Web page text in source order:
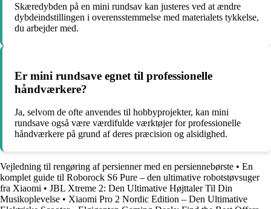
Skæredybden på en mini rundsav kan justeres ved at ændre
dybdeindstillingen i overensstemmelse med materialets tykkelse,
du arbejder med.
Er mini rundsave egnet til professionelle
håndværkere?
Ja, selvom de ofte anvendes til hobbyprojekter, kan mini
rundsave også være værdifulde værktøjer for professionelle
håndværkere på grund af deres præcision og alsidighed.
Vejledning til rengøring af persienner med en persiennebørste • En
komplet guide til Roborock S6 Pure – den ultimative robotstøvsuger
fra Xiaomi • JBL Xtreme 2: Den Ultimative Højttaler Til Din
Musikoplevelse • Xiaomi Pro 2 Nordic Edition – Den Ultimative